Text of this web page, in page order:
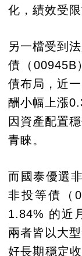
化，績效受
另一檔受到
債（00945B
債布局，近
酬小幅上漲
因資產配置
青睞。
而國泰優選
非投等債（
1.84% 的近
兩者皆以大
好長期穩定